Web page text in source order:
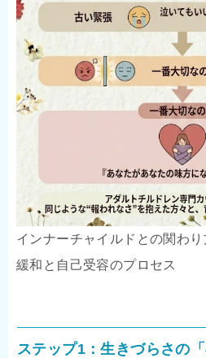
インナーチャイルドとの関わ
緩和と自己受容のプロセス
ステップ1：生きづらさの